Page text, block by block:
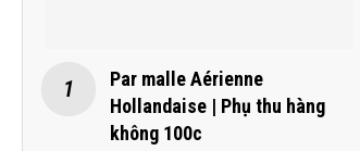
Par malle Aérienne
Hollandaise | Phụ thu hàng
không 100c